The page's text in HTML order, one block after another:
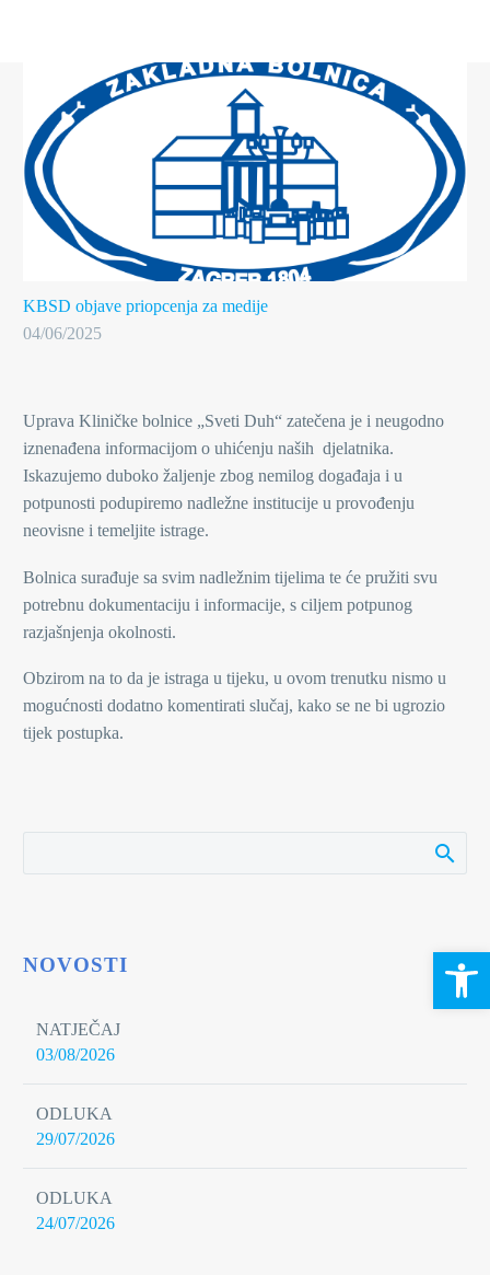
KBSD objave priopcenja za medije
04/06/2025
Uprava Kliničke bolnice „Sveti Duh“ zatečena je i neugodno
iznenađena informacijom o uhićenju naših djelatnika.
Iskazujemo duboko žaljenje zbog nemilog događaja i u
potpunosti podupiremo nadležne institucije u provođenju
neovisne i temeljite istrage.
Bolnica surađuje sa svim nadležnim tijelima te će pružiti svu
potrebnu dokumentaciju i informacije, s ciljem potpunog
razjašnjenja okolnosti.
Obzirom na to da je istraga u tijeku, u ovom trenutku nismo u
mogućnosti dodatno komentirati slučaj, kako se ne bi ugrozio
tijek postupka.
NOVOSTI
NATJEČAJ
03/08/2026
ODLUKA
29/07/2026
ODLUKA
24/07/2026